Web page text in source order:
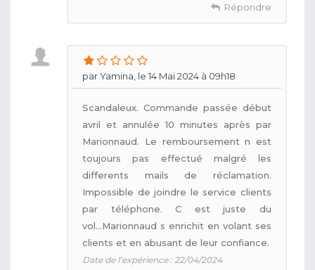
Répondre
par Yamina, le 14 Mai 2024 à 09h18
Scandaleux. Commande passée début
avril et annulée 10 minutes après par
Marionnaud. Le remboursement n est
toujours pas effectué malgré les
differents mails de réclamation.
Impossible de joindre le service clients
par téléphone. C est juste du
vol...Marionnaud s enrichit en volant ses
clients et en abusant de leur confiance.
Date de l'expérience : 22/04/2024